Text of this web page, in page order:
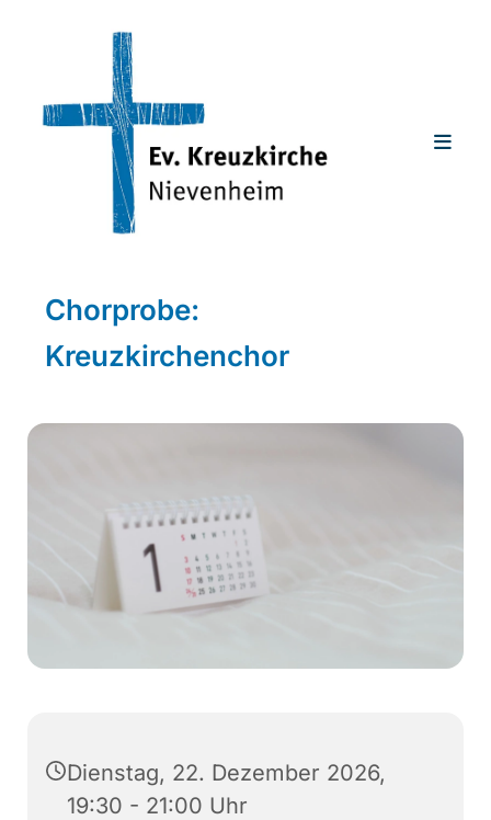
Chorprobe:
Kreuzkirchenchor
Dienstag, 22. Dezember 2026,
19:30 - 21:00 Uhr